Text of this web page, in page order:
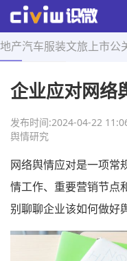
地产汽车服装文旅 上市公
首页 > 舆情研究 > 正文
企业应对网络
发布时间:2024-04-22
舆情研究
网络舆情应对是一项常
情工作、重要营销节点
别聊聊企业该如何做好